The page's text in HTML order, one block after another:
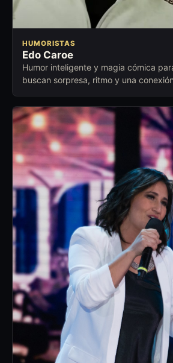
HUMORISTAS
Edo Caroe
Humor inteligente y magia cómica
buscan sorpresa, ritmo y una